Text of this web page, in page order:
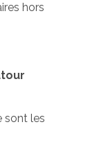
hors
sont les